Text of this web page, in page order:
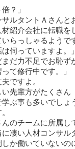
？」
ルタントＡさんと
材紹介会社に転職
らっしゃるようで
っていますよ。
まだ力不足でお恥ず
行中です。」
ですよ。
輩方がたくさん
事も多いでしょ
ームに所属して
人材コンサル
いていないの